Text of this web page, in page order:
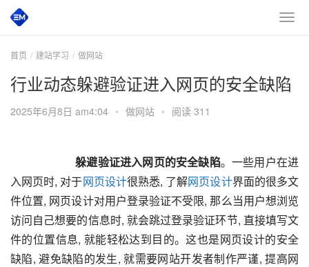
首页 建站学习 做网站
行业动态躲避验证进入网页的安全缺陷
2025年6月8日 am4:04 • 做网站 • 阅读 311
躲避验证进入网页的安全缺陷。一些用户在进
入网页时, 对于网页设计很熟悉, 了解网页设计界面的很多文
件位置, 网页设计对用户登录验证不受限, 那么当用户想浏览
访问自己想要的信息时, 就会跳过登录验证环节, 直接填写文
件的位置信息, 就能轻松达到目的。这也是网页设计的安全
缺陷, 避免缺陷的发生, 就需要网站开发者制作严谨, 提高网